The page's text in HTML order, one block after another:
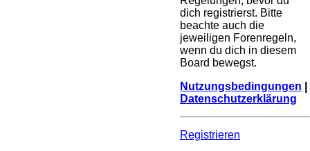
dich registrierst. Bitte
beachte auch die
jeweiligen Forenregeln,
wenn du dich in diesem
Board bewegst.
Nutzungsbedingungen
Datenschutzerklärung
Registrieren